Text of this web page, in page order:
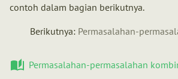
contoh dalam bagian berikutnya.
Berikutnya: Permasalahan-
Permasalahan-permasalahan